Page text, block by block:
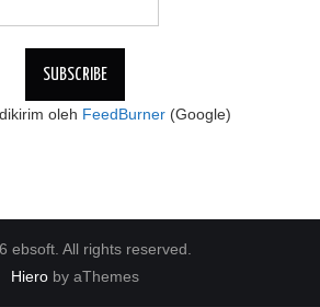
oleh FeedBurner (Google)
ebsoft. All rights reserved.
Hieroby aThemes